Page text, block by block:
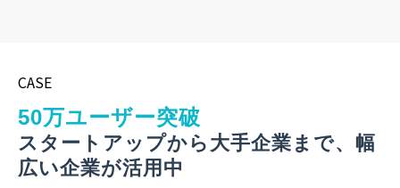
CASE
50万ユーザー突破
スタートアップから大手企業まで、幅
広い企業が活用中